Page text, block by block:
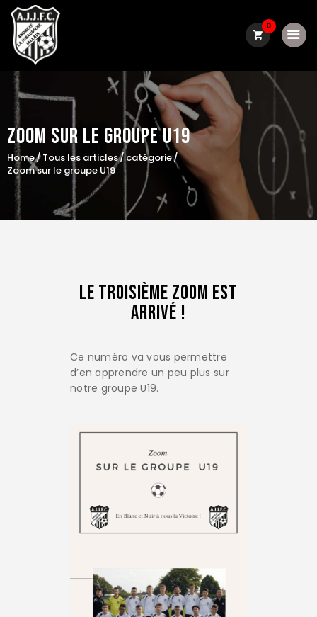
0
Zoom Sur Le Groupe U19
Home Tous les articles
catégorie
Zoom sur le groupe U19
Le club
Actualité
Convocations
Résultats / classements
Boutique
Galerie photo
Le Troisième Zoom Est
Arrivé !
Ce numéro va vous permettre
d’en apprendre un peu plus sur
notre groupe U19.